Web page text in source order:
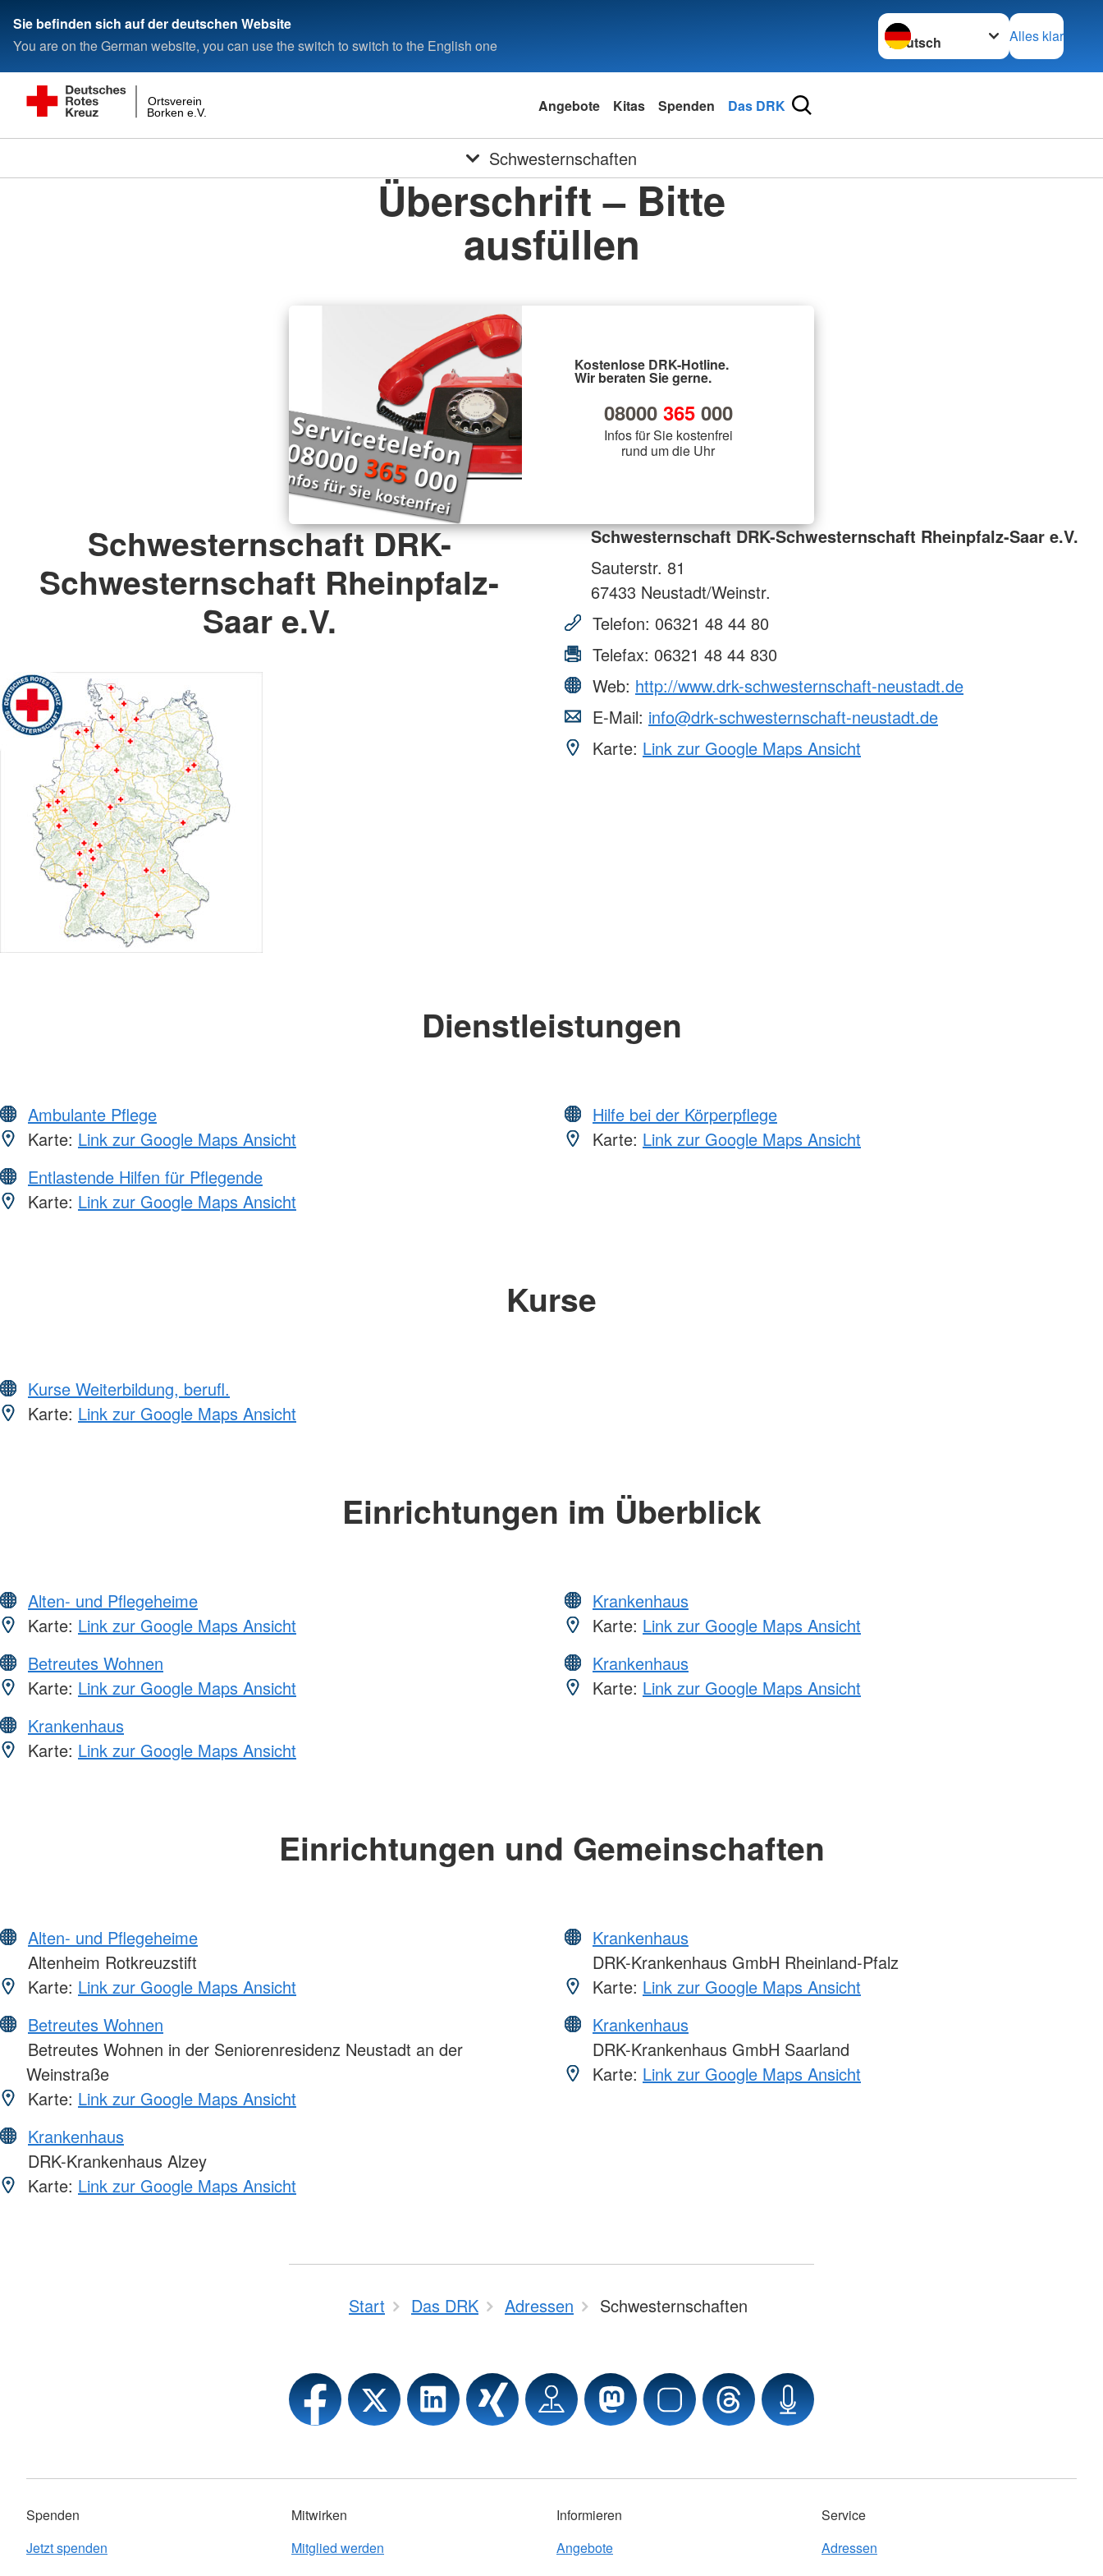
Sie befinden sich auf der deutschen Website
You are on the German website, you can use the switch to switch to the English one
Sprache wechseln zu
Alles klar
Borken e.V.
Ortsverein Angebote Kitas Spenden Das DRK
Schwesternschaften
Überschrift – Bitte
ausfüllen
Kostenlose DRK-Hotline.
Wir beraten Sie gerne.
08000 365000
Infos für Sie kostenfrei
rund um die Uhr
Schwesternschaft DRK-
Schwesternschaft Rheinpfalz-
Saar e.V.
Schwesternschaft DRK-Schwesternschaft Rheinpfalz-Saar e.V.
Sauterstr. 81
67433 Neustadt/Weinstr.
Telefon: 06321 48 44 80
Telefax: 06321 48 44 830
Web: http://www.drk-schwesternschaft-neustadt.de
E-Mail: info@drk-schwesternschaft-neustadt.de
Karte: Link zur Google Maps Ansicht
Dienstleistungen
Ambulante Pflege
Karte: Link zur Google Maps Ansicht
Entlastende Hilfen für Pflegende
Karte: Link zur Google Maps Ansicht
Hilfe bei der Körperpflege
Karte: Link zur Google Maps Ansicht
Kurse
Kurse Weiterbildung, berufl.
Karte: Link zur Google Maps Ansicht
Einrichtungen im Überblick
Alten- und Pflegeheime
Karte: Link zur Google Maps Ansicht
Betreutes Wohnen
Karte: Link zur Google Maps Ansicht
Krankenhaus
Karte: Link zur Google Maps Ansicht
Krankenhaus
Karte: Link zur Google Maps Ansicht
Krankenhaus
Karte: Link zur Google Maps Ansicht
Einrichtungen und Gemeinschaften
Alten- und Pflegeheime
Altenheim Rotkreuzstift
Karte: Link zur Google Maps Ansicht
Betreutes Wohnen
Betreutes Wohnen in der Seniorenresidenz Neustadt an der
Weinstraße
Karte: Link zur Google Maps Ansicht
Krankenhaus
DRK-Krankenhaus Alzey
Karte: Link zur Google Maps Ansicht
Krankenhaus
DRK-Krankenhaus GmbH Rheinland-Pfalz
Karte: Link zur Google Maps Ansicht
Krankenhaus
DRK-Krankenhaus GmbH Saarland
Karte: Link zur Google Maps Ansicht
Start Das DRK Adressen Schwesternschaften
Spenden
Jetzt spenden
Mitwirken
Mitglied werden
Informieren
Angebote
Service
Adressen